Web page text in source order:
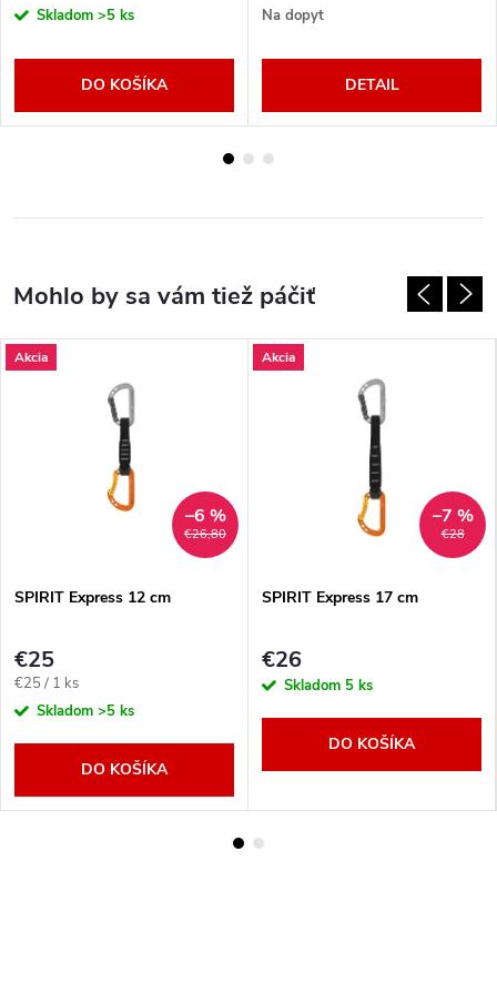
cena:Skladom >5 ks
DO KOŠÍKA
cena:
Na dopyt
DETAIL
Akcia
€26,80
–6 %
SPIRIT Express 12 cm
€25
Jednotková
cena:
€25 / 1 ks
Skladom >5 ks
DO KOŠÍKA
Akcia
€28
–7 %
SPIRIT Express 17 cm
€26
Skladom 5 ks
DO KOŠÍKA